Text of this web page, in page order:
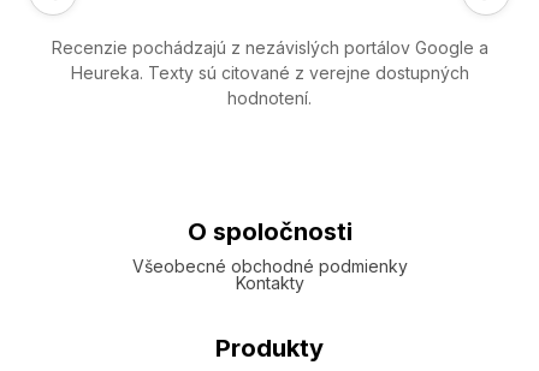
Recenzie pochádzajú z nezávislých portálov Google a
Heureka. Texty sú citované z verejne dostupných
hodnotení.
O spoločnosti
Všeobecné obchodné podmienky
Kontakty
Produkty